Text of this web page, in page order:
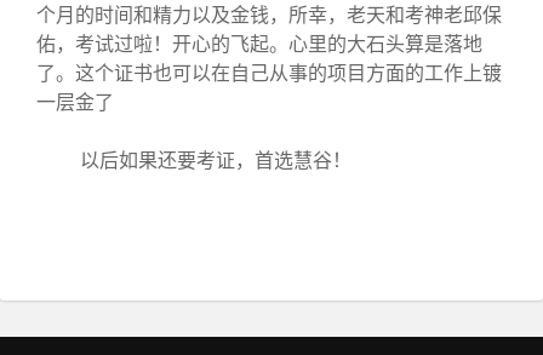
个月的时间和精力以及金钱，所幸，老天和考神老邱保
佑，考试过啦！开心的飞起。心里的大石头算是落地
了。这个证书也可以在自己从事的项目方面的工作上镀
一层金了
以后如果还要考证，首选慧谷！